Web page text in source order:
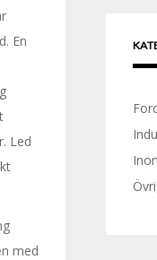
En
Led
med